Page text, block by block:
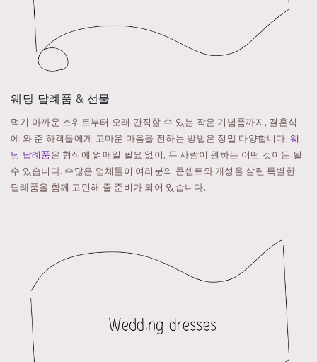
웨딩 답례품 & 선물
먹기 아까운 스위트부터 오래 간직할 수 있는 작은 기념품까지, 결혼식
에 와 준 하객들에게 고마운 마음을 전하는 방법은 정말 다양합니다.웨
딩 답례품 은 형식에 얽매일 필요 없이, 두 사람이 원하는 어떤 것이든 될
수 있습니다. 수많은 업체들이 여러분의 콘셉트와 개성을 살린 특별한
답례품을 함께 고민해 줄 준비가 되어 있습니다.